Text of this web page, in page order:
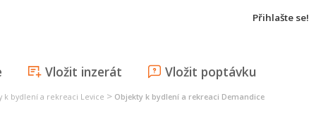
Přihlašte se!
Vložit inzerát Vložit poptávku
k bydlení a rekreaci Levice > Objekty k bydlení a rekreaci Demandice